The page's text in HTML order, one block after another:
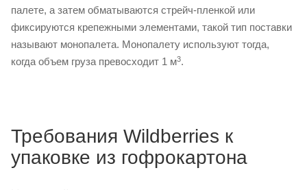
палете, а затем обматываются стрейч-пленкой или
фиксируются крепежными элементами, такой тип поставки
называют монопалета. Монопалету используют тогда,
когда объем груза превосходит 1 м3.
Требования Wildberries к
упаковке из гофрокартона